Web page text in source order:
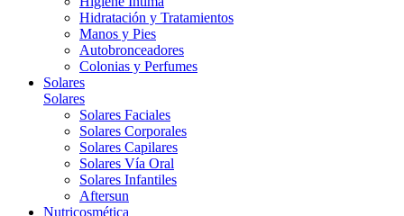
Hidratación y Tratamientos
Manos y Pies
Autobronceadores
Colonias y Perfumes
Solares
Solares
Solares Faciales
Solares Corporales
Solares Capilares
Solares Vía Oral
Solares Infantiles
Aftersun
Nutricosmética